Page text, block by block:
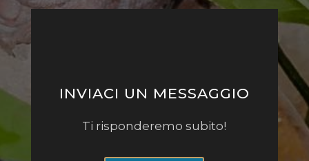
INVIACI UN MESSAGGIO
Ti risponderemo subito!